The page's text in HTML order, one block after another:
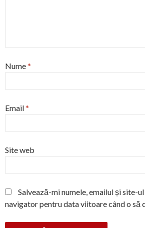
Nume*
Email*
Site web
Salvează-mi numele, emailul și site-
navigator pentru data viitoare când o să